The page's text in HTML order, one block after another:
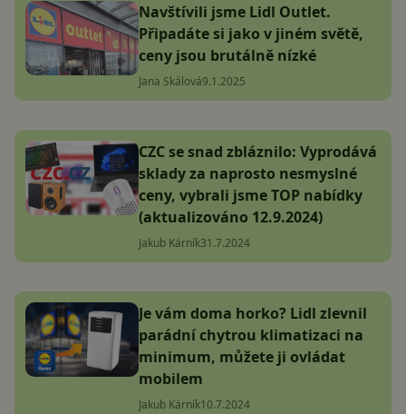
Navštívili jsme Lidl Outlet.
Připadáte si jako v jiném světě,
ceny jsou brutálně nízké
Jana Skálová9.1.2025
CZC se snad zbláznilo: Vyprodává
sklady za naprosto nesmyslné
ceny, vybrali jsme TOP nabídky
(aktualizováno 12.9.2024)
Jakub Kárník31.7.2024
Je vám doma horko? Lidl zlevnil
parádní chytrou klimatizaci na
minimum, můžete ji ovládat
mobilem
Jakub Kárník10.7.2024